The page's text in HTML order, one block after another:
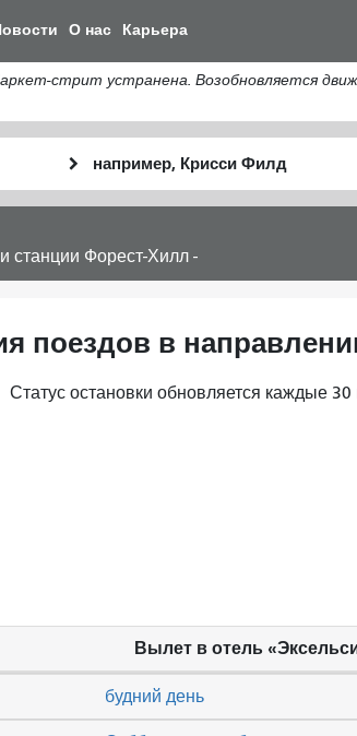
к
общему
содержанию
О нас Карьера
стрит устранена. Возобновляется
окончания
я
станции Форест-Хилл -
поездов в
Статус остановки обновляется каждые
Вылет в отель
будний день